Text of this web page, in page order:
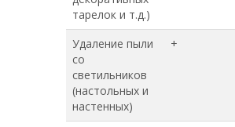
тарелок и т.д.)
Удаление пыли
со
светильников
(настольных и
настенных)
+